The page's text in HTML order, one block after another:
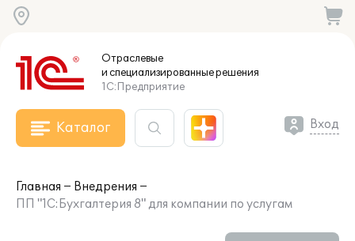
Отраслевые
и специализированныерешения
1С:Предприятие
Каталог Вход
Главная
Внедрения
ПП "1С:Бухгалтерия 8" для компании по услугам